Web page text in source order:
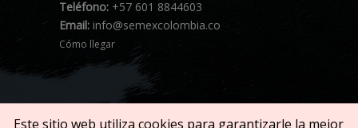
Teléfono: +57 601 8844603
Email: info@semexcolombia.co
Cómo llegar
Este sitio web utiliza cookies para garantizarle la mejor